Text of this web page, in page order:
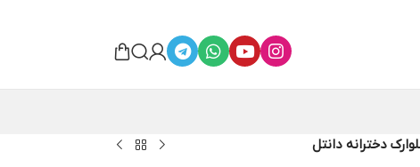
دخترانه دانتل